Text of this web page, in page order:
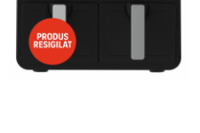
Console Hardware
Ochelari VR Gaming
Scaune gaming
Console Jocuri